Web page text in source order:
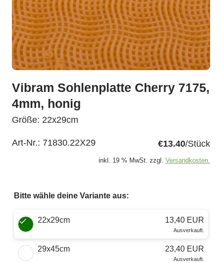
Vibram Sohlenplatte Cherry 7175,
4mm, honig
Größe: 22x29cm
Art-Nr.: 71830.22X29 €13.40/Stück
inkl. 19 % MwSt. zzgl. Versandkosten.
Bitte wähle deine Variante aus:
Wähle eine Größe
22x29cm 13,40 EUR
Ausverkauft.
29x45cm 23,40 EUR
Ausverkauft.